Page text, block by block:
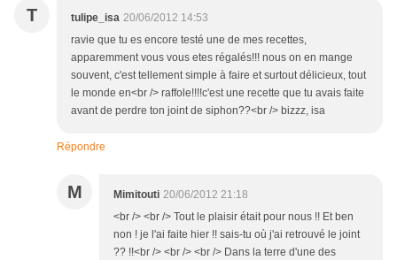
T tulipe_isa 20/06/2012 14:53
ravie que tu es encore testé une de mes recettes,
apparemment vous vous etes régalés!!! nous on en mange
souvent, c'est tellement simple à faire et surtout délicieux, tout
le monde en<br /> raffole!!!!c'est une recette que tu avais faite
avant de perdre ton joint de siphon??<br /> bizzz, isa
Répondre
M Mimitouti 20/06/2012 21:18
<br /> <br /> Tout le plaisir était pour nous !! Et ben
non ! je l'ai faite hier !! sais-tu où j'ai retrouvé le joint
?? !!<br /> <br /> <br /> Dans la terre d'une des